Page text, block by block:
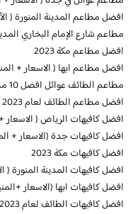
افضل مطاعم المدينة المنورة (
مطاعم شارع الإمام البخاري المدينة افضل 10
افضل مطاعم مكة 2023
افضل مطاعم ابها ( الاسعار +
مطاعم الطائف عوائل افضل 10 مطاعم
افضل مطاعم الطائف لعام 2023
افضل كافيهات الرياض ( الاسعار
افضل كافيهات جدة (الاسعار +
افضل كافيهات مكة 2023
افضل كافيهات المدينة المنورة (
افضل كافيهات ابها (الاسعار
افضل كافيهات الطائف لعام 2023